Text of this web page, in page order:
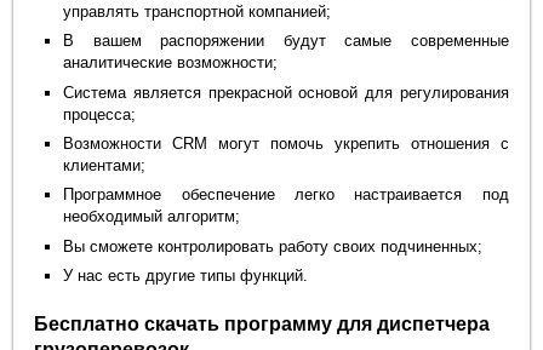
управлять транспортной компанией;
В вашем распоряжении будут самые современные
аналитические возможности;
Система является прекрасной основой для регулирования
процесса;
Возможности CRM могут помочь укрепить отношения с
клиентами;
Программное обеспечение легко настраивается под
необходимый алгоритм;
Вы сможете контролировать работу своих подчиненных;
У нас есть другие типы функций.
Бесплатно скачать программу для диспетчера